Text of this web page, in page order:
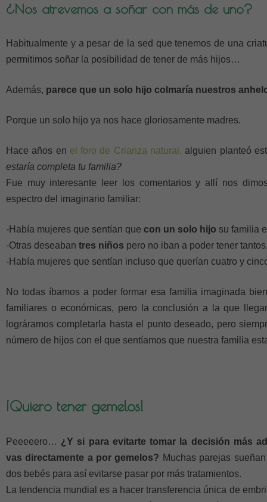
¿Nos atrevemos a soñar con más de uno?
Habitualmente y a pesar de la sed que tenemos de una
permitimos soñar la posibilidad de tener de más hijos…
Además, parece que un solo hijo colmaría nuestros
Porque un solo hijo ya nos hace gloriosamente madres.
Hace años en el foro de Crianza natural, alguien planteó
estaría completa tu familia?
Fue muy interesante leer los comentarios y allí nos
espectro del imaginario familiar:
-Había mujeres que sentían que con un solo hijo su familia
-Otras deseaban tres niños pero no iban a poder tener
-Había mujeres que sentían incluso que querían cuatro y
No todas íbamos a poder formar esa familia imaginada
familiares o económicas, pero la conclusión a la que
lográramos completarla hasta el punto deseado, pero
número de hijos con el que sentíamos que nuestra familia
¡Quiero tener gemelos!
Peeeeero… ¿Y si para evitarte tomar la decisión más
vas directamente a por gemelos? Muchas parejas
dos bebés para así evitarse pasar por más tratamientos.
La tendencia mundial es a hacer transferencia única de